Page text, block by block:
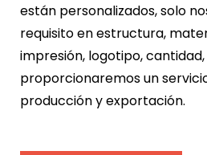
están personalizados, solo
requisito en estructura,
impresión, logotipo,
proporcionaremos un
producción y exportación.